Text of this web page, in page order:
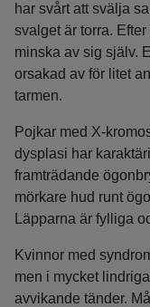
har svårt att svälja
svalget är torra.
minska av sig själv.
orsakad av för litet
tarmen.
Pojkar med X-
dysplasi har
framträdande
mörkare hud runt
Läpparna är fylliga
Kvinnor med
men i mycket
avvikande tänder.